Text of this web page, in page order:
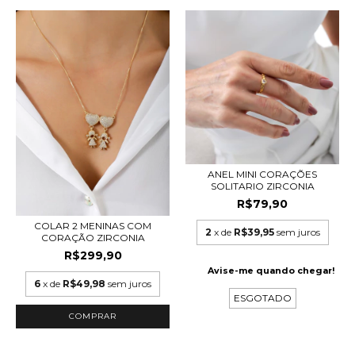
COLAR 2 MENINAS COM
CORAÇÃO ZIRCONIA
R$299,90
6 x de R$49,98 sem juros
ANEL MINI CORAÇÕES
SOLITARIO ZIRCONIA
R$79,90
2 x de R$39,95 sem juros
Avise-me quando chegar!
ESGOTADO